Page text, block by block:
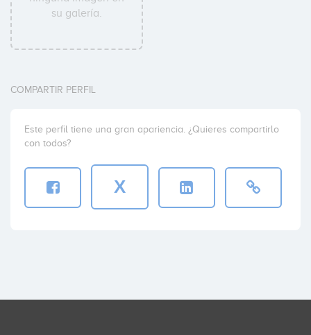
su galería.
COMPARTIR PERFIL
Este perfil tiene una gran apariencia. ¿Quieres compartirlo
con todos?
X